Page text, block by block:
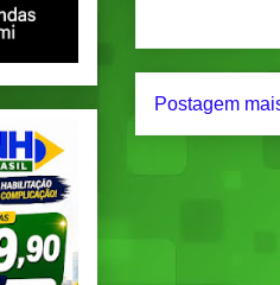
Postagem